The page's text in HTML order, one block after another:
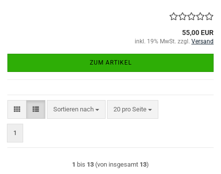
55,00 EUR
inkl. 19% MwSt. zzgl. Versand
ZUM ARTIKEL
Sortieren nach
Sortieren nach 20 pro Seite
pro Seite
1
1 bis 13 (von insgesamt 13)